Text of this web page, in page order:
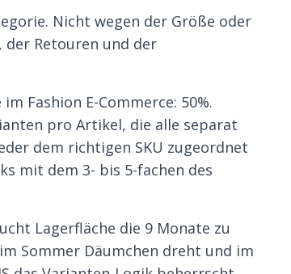
Nicht wegen der Größe oder
der Retouren und der
Fashion E-Commerce: 50%.
pro Artikel, die alle separat
dem richtigen SKU zugeordnet
mit dem 3- bis 5-fachen des
Lagerfläche die 9 Monate zu
Sommer Däumchen dreht und im